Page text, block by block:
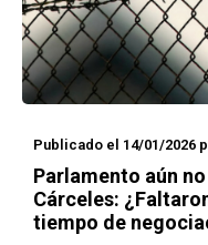
Publicado el 14/01/2026
Parlamento aún
Cárceles:
tiempo de